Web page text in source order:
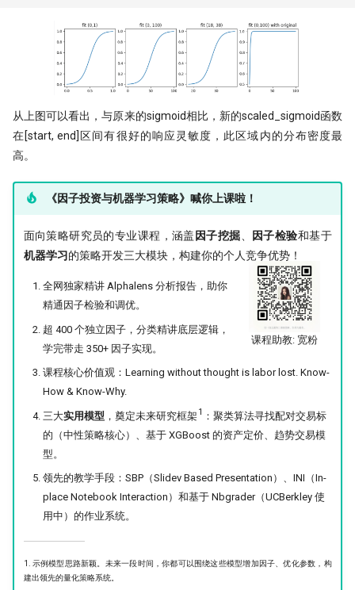
从上图可以看出，与原来的sigmoid相比，新的scaled_sigmoid函数
在[start, end]区间有很好的响应灵敏度，此区域内的分布密度最
高。
《因子投资与机器学习策略》喊你上课啦！
面向策略研究员的专业课程，涵盖 因子挖掘 因子检验和基于
机器学习的策略开发三大模块，构建你的个人竞争优势！
课程助教: 宽粉
全网独家精讲 Alphalens 分析报告，助你
精通因子检验和调优。
超 400 个独立因子，分类精讲底层逻辑，
学完带走 350+ 因子实现。
课程核心价值观：Learning without thought is labor lost. Know-
How & Know-Why.
三大实用模型，奠定未来研究框架1 ：聚类算法寻找配对交易标
的（中性策略核心）、基于 XGBoost 的资产定价、趋势交易模
型。
领先的教学手段：SBP（Slidev Based Presentation）、INI（In-
place Notebook Interaction）和基于 Nbgrader（UCBerkley 使
用中）的作业系统。
1. 示例模型思路新颖。未来一段时间，你都可以围绕这些模型增加因子、优化参数，构
建出领先的量化策略系统。